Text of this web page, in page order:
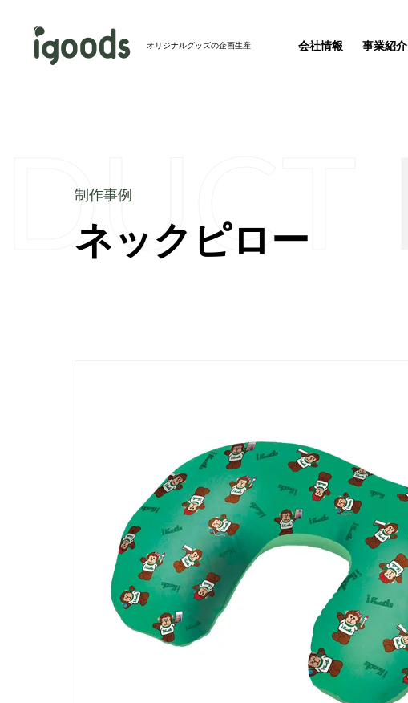
オリジナルグッズの企画生産 会社情報
会社情報トップ
事業紹介
制作事例トップ
バッグ
【ホテル・旅館必見】パッケージを並べるとアートが完
「ワンキャリア 就活クチコミアワード2026」授賞式に
アイグッズが登壇しました
新着情報一覧へ
ネックピロー
制作事例